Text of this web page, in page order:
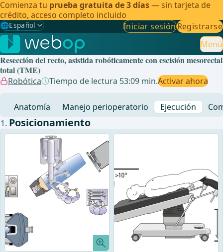
Comienza tu prueba gratuita de 3 días— sin tarjeta de
crédito, acceso completo incluido
🌐Español
Gewählte Sprache: Español
🇩🇪 Alemán
🇬🇧Inglés
🇪🇸Español ✓
🇧🇷Brasileño
Iniciar sesiónRegistrarse
Menú
Resección del recto, asistida robóticamente con escisión mesorectal
total (TME)
Robótica Tiempo de lectura 53:09 min.Activar ahora
Anatomía Manejo perioperatorio Ejecución
Posicionamiento